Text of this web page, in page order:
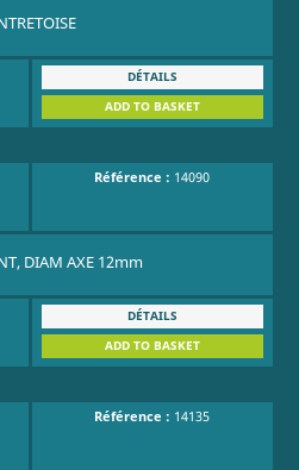
DÉTAILS
ADD TO BASKET
Référence : 14090
DIAM AXE 12mm
DÉTAILS
ADD TO BASKET
Référence : 14135